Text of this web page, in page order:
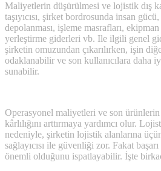
Maliyetlerin düşürülmesi ve lojistik dış
taşıyıcısı, şirket bordrosunda insan
depolanması, işleme masrafları,
yerleştirme giderleri vb. Ile ilgili genel
şirketin omuzundan çıkarılırken, işin
odaklanabilir ve son kullanıcılara daha
sunabilir.
Operasyonel maliyetleri ve son
kârlılığını arttırmaya yardımcı olur.
nedeniyle, şirketin lojistik alanlarına
sağlayıcısı ile güvenliği zor. Fakat
önemli olduğunu ispatlayabilir. İşte